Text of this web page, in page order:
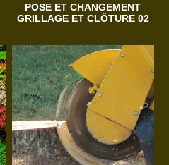
POSE ET CHANGEMENT
GRILLAGE ET CLÔTURE 02